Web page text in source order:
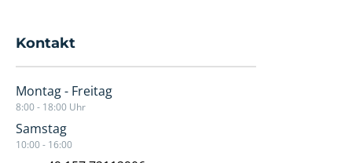
Kontakt
Montag - Freitag
8:00 - 18:00 Uhr
Samstag
10:00 - 16:00